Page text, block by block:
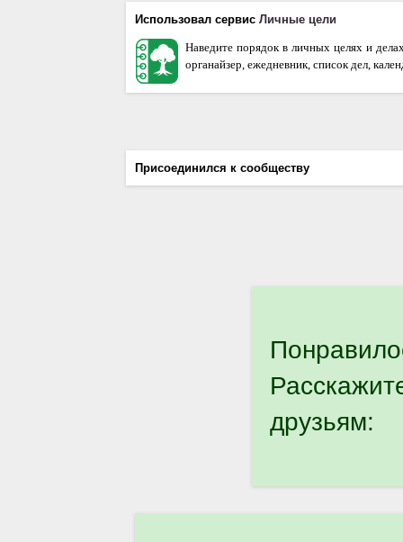
Использовал сервис Личные цели
Наведите порядок в личных целях и
органайзер, ежедневник, список дел,
Присоединился к сообществу
друзьям: